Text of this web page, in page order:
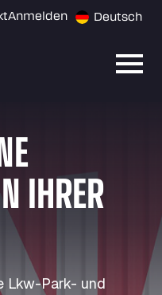
Anmelden Deutsch
IHRER
Lkw-Park- und